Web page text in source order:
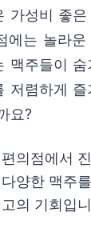
가성비 좋
에는 놀라
맥주들이
저렴하게
요?
의점에서
양한 맥주
의 기회입